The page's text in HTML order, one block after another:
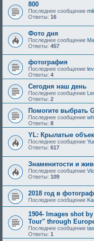
800
Последнее сообщение
Ответы: 16
Фото дня
Последнее сообщение
Ответы: 457
фотография
Последнее сообщение
Ответы: 4
Сегодня наш день
Последнее сообщение
Ответы: 2
Помогите выбрать
Последнее сообщение
Ответы: 8
YL: Крылатые
Последнее сообщение
Ответы: 617
Знаменитости и
Последнее сообщение
Ответы: 109
2018 год в
Последнее сообщение
1904- Images shot
Tour" through
Последнее сообщение
Ответы: 1